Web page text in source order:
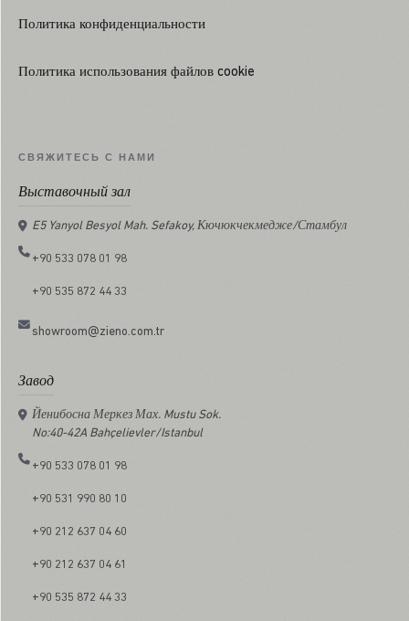
Политика конфиденциальности
Политика использования файлов cookie
СВЯЖИТЕСЬ С НАМИ
Выставочный зал
E5 Yanyol Besyol Mah. Sefakoy, Кючюкчекмедже/Стамбул
+90 533 078 01 98
+90 535 872 44 33
showroom@zieno.com.tr
Завод
Йенибосна Меркез Мах. Mustu Sok.
No:40-42A Bahçelievler/Istanbul
+90 533 078 01 98
+90 531 990 80 10
+90 212 637 04 60
+90 212 637 04 61
+90 535 872 44 33